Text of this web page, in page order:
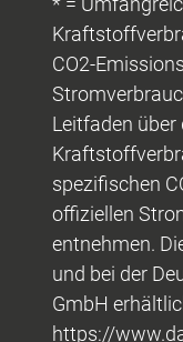
CO2-
Leitfaden über
spezifischen
offiziellen
entnehmen.
und bei der
GmbH
https://